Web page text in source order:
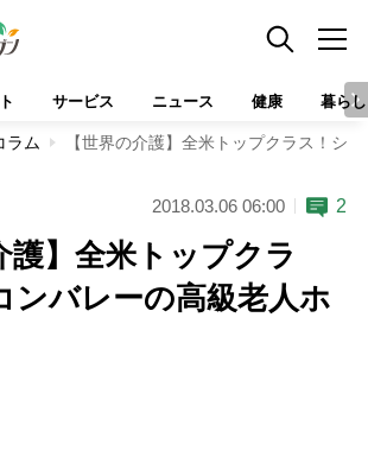
サービス ニュース 健康 暮らし
ラム 【世界の介護】全米トップクラス！シ
2018.03.06 06:00 2
護】全米トップクラ
ンバレーの高級老人ホ